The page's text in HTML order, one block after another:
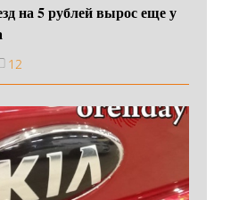
на 5 рублей вырос еще у
12